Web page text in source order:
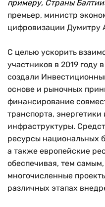
примеру, Страны
премьер, министр
цифровизации Думитру
С целью ускорить
участников в 2019 году
создали
основе и рыночных
финансирование
транспорта,
инфраструктуры.
ресурсы национальных
а также европейские
обеспечивая, тем
многочисленные
различных этапах